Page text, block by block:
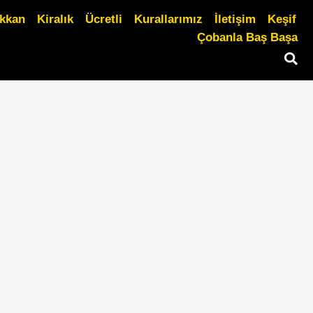
Kiralık Ücretli Kurallarımız İletişim
Keşif
Çobanla Baş Başa